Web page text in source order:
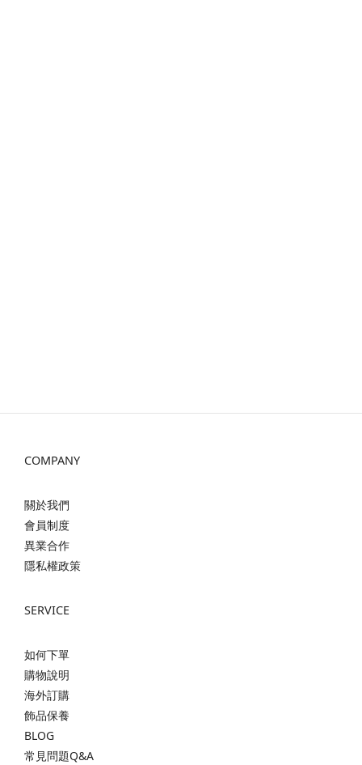
COMPANY
關於我們
會員制度
異業合作
隱私權政策
SERVICE
如何下單
購物說明
海外訂購
飾品保養
BLOG
常見問題Q&A